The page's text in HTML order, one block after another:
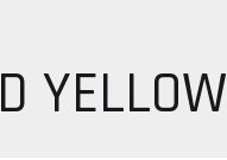
YELLOW